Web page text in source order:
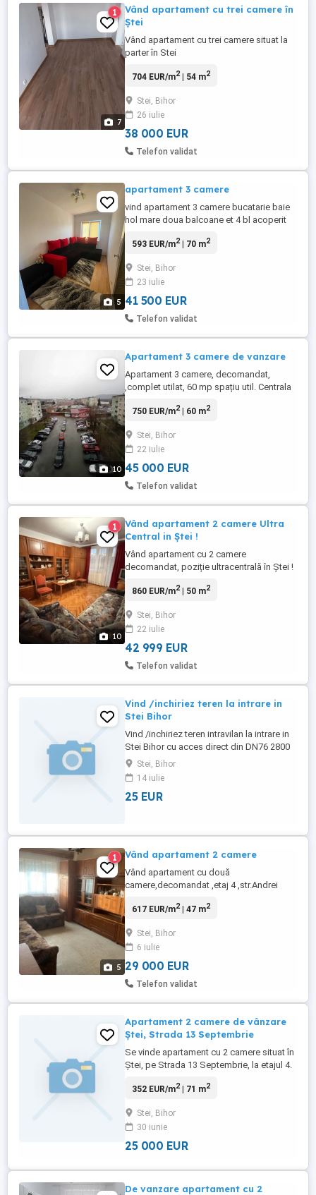
7
1
Vând apartament cu trei camere în
Ștei
Vând apartament cu trei camere situat la
parter în Stei
704 EUR/m2| 54 m2
Stei, Bihor
26 iulie
38 000 EUR
Telefon validat
5
apartament 3 camere
vind apartament 3 camere bucatarie baie
hol mare doua balcoane et 4 bl acoperit
este în poze inclusiv veselă nouă mașina
boiler nou ,gaz tras la ușă !teracotă etc !
locuibil %%%
593 EUR/m2| 70 m2
Stei, Bihor
23 iulie
41 500 EUR
Telefon validat
10
Apartament 3 camere de vanzare
Apartament 3 camere, decomandat,
,complet utilat, 60 mp spațiu util. Centrala
750 EUR/m2| 60 m2
Stei, Bihor
22 iulie
45 000 EUR
Telefon validat
10
1
Vând apartament 2 camere Ultra
Central in Ștei !
Vând apartament cu 2 camere
decomandat, poziție ultracentrală în Ştei !
camere, cămară , bucătărie și baie !
pe lemne , se poate monta dacă se
dorește centrala pe gaz , geamuri
termopan . Apartamentul este renovat .
860 EUR/m2| 50 m2
Stei, Bihor
22 iulie
42 999 EUR
Telefon validat
Vind /inchiriez teren la intrare in
Stei Bihor
Vind /inchiriez teren intravilan la intrare in
Stei Bihor cu acces direct din DN76 2800
mp. ideal pt comert sau case de locuit . 25
/ mp negociabil pentru vinzare.
Stei, Bihor
14 iulie
25 EUR
5
1 Vând apartament 2 camere
Vând apartament cu două
camere,decomandat ,etaj 4 ,str.Andrei
tras până la ușa.Tel.
617 EUR/m2| 47 m2
Stei, Bihor
6 iulie
29 000 EUR
Telefon validat
Apartament 2 camere de vânzare
Ștei, Strada 13 Septembrie
Se vinde apartament cu 2 camere situat în
Ștei, pe Strada 13 Septembrie, la etajul 4.
spațiu de depozitare Apartamentul
informații suplimentare și vizionare,
contactați: Balog Ștefan Telefon:
352 EUR/m2| 71 m2
Stei, Bihor
30 iunie
25 000 EUR
De vanzare apartament cu 2